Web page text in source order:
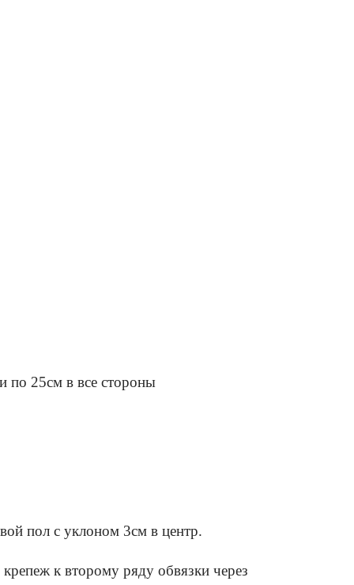
по 25см в все стороны
пол с уклоном 3см в центр.
к второму ряду обвязки через